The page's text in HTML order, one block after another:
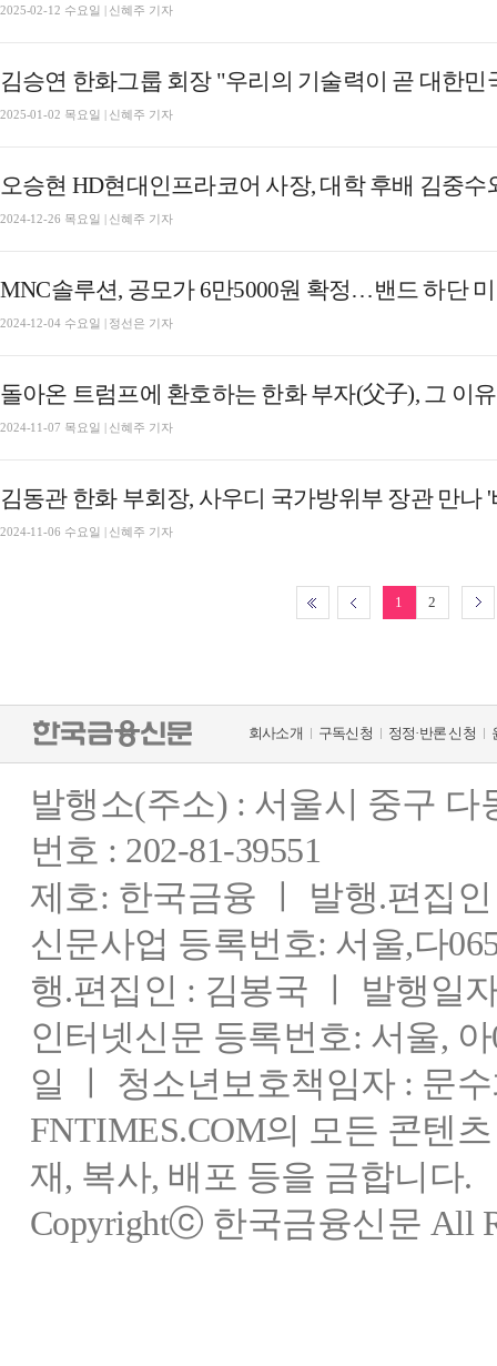
2025-02-12 수요일 | 신혜주 기자
2025-01-02 목요일 | 신혜주 기자
오승현 HD현대인프라코어 사장, 대학 후배 김중수
2024-12-26 목요일 | 신혜주 기자
MNC솔루션, 공모가 6만5000원 확정…밴드 하단
2024-12-04 수요일 | 정선은 기자
돌아온 트럼프에 환호하는 한화 부자(父子), 그 이
2024-11-07 목요일 | 신혜주 기자
김동관 한화 부회장, 사우디 국가방위부 장관 만나 '
2024-11-06 수요일 | 신혜주 기자
1 2
회사소개 구독신청 정정·반론 신청
발행소(주소) : 서울시 중구
번호 : 202-81-39551
제호: 한국금융 ㅣ 발행.편집
신문사업 등록번호: 서울,다
행.편집인 : 김봉국 ㅣ 발행일
인터넷신문 등록번호: 서울,
일 ㅣ 청소년보호책임자 : 문
FNTIMES.COM의 모든 콘텐
재, 복사, 배포 등을 금합니다.
Copyrightⓒ 한국금융신문 All